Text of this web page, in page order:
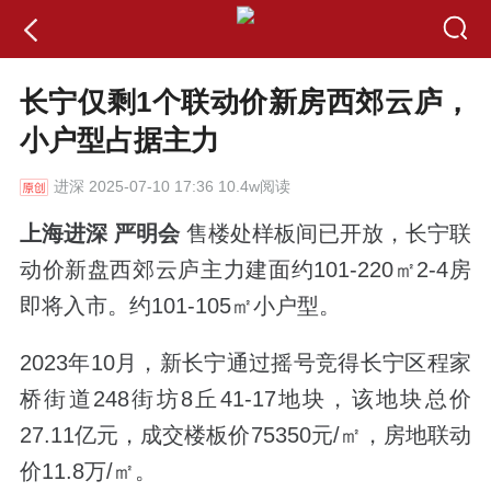
长宁仅剩1个联动价新房西郊云庐，
小户型占据主力
进深 2025-07-10 17:36 10.4w阅读
上海进深 严明会 售楼处样板间已开放，长宁联
动价新盘西郊云庐主力建面约101-220㎡2-4房
即将入市。约101-105㎡小户型。
2023年10月，新长宁通过摇号竞得长宁区程家
桥街道248街坊8丘41-17地块，该地块总价
27.11亿元，成交楼板价75350元/㎡，房地联动
价11.8万/㎡。